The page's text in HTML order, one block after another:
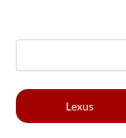
Lexus